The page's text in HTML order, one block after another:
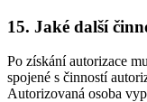
15. Jaké další
Po získání autorizace
spojené s činností
Autorizovaná osoba